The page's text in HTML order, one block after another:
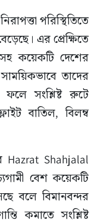
পরিস্থিতিতে
এর প্রেক্ষিতে
কয়েকটি দেশের
তাদের
সংশ্লিষ্ট রুটে
বাতিল, বিলম্ব
Hazrat Shahjalal
বেশ কয়েকটি
বলে বিমানবন্দর
কমাতে সংশ্লিষ্ট